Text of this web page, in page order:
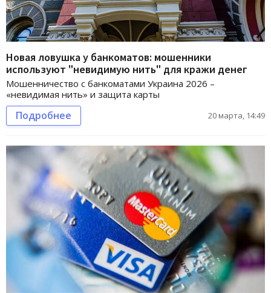
Новая ловушка у банкоматов: мошенники
используют "невидимую нить" для кражи денег
Мошенничество с банкоматами Украина 2026 –
«невидимая нить» и защита карты
Подробнее 20 марта, 14:49